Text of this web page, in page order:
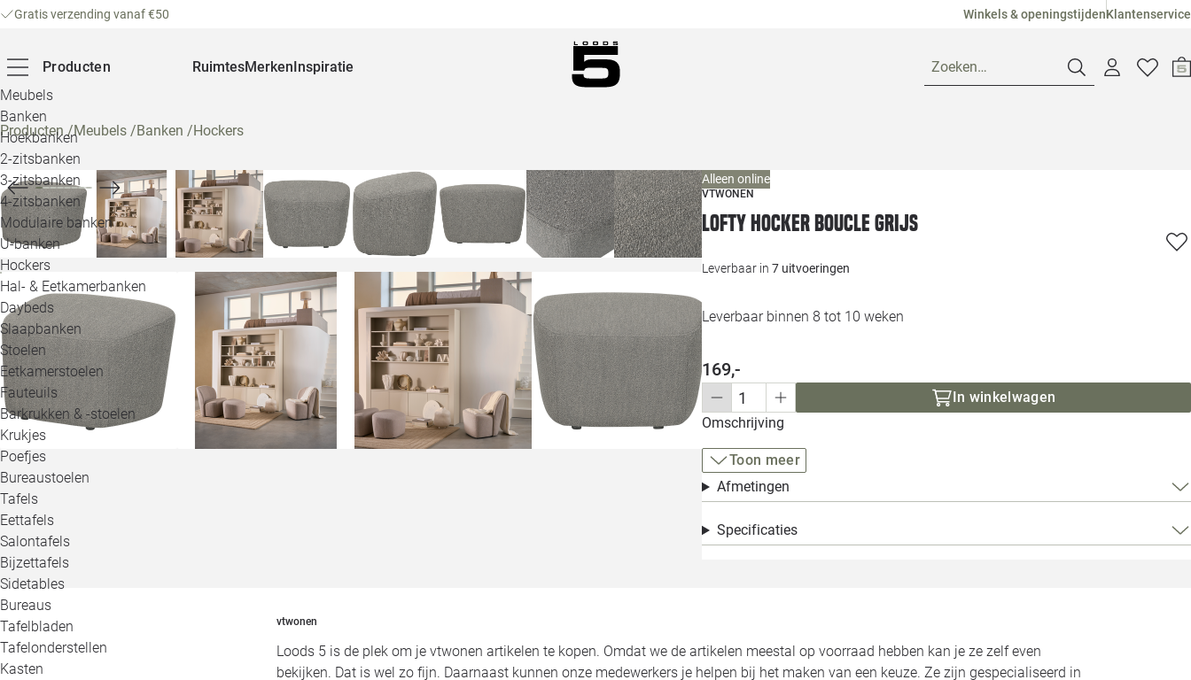
Gratis verzending vanaf €50 Winkels & openingstijdenKlantenservice
Producten
Meubels
Banken
Hoekbanken
2-zitsbanken
3-zitsbanken
4-zitsbanken
Modulaire banken
U-banken
Hockers
Hal- & Eetkamerbanken
Daybeds
Slaapbanken
Stoelen
Eetkamerstoelen
Fauteuils
Barkrukken & -stoelen
Krukjes
Poefjes
Bureaustoelen
Tafels
Eettafels
Salontafels
Bijzettafels
Sidetables
Bureaus
Tafelbladen
Tafelonderstellen
Kasten
RuimtesMerkenInspiratie Zoeken…
Alle
Producten/Meubels /Banken /Hockers
Alleen online
VTWONEN
Lofty hocker boucle grijs
Leverbaar in 7 uitvoeringen
Leverbaar binnen 8 tot 10 weken
169,-
In winkelwagen
Omschrijving
Toon meer
Afmetingen
Specificaties
vtwonen
Loods 5 is de plek om je vtwonen artikelen te kopen. Omdat we de artikelen meestal op voorraad hebben kan je ze zelf even
bekijken. Dat is wel zo fijn. Daarnaast kunnen onze medewerkers je helpen bij het maken van een keuze. Ze zijn gespecialiseerd in